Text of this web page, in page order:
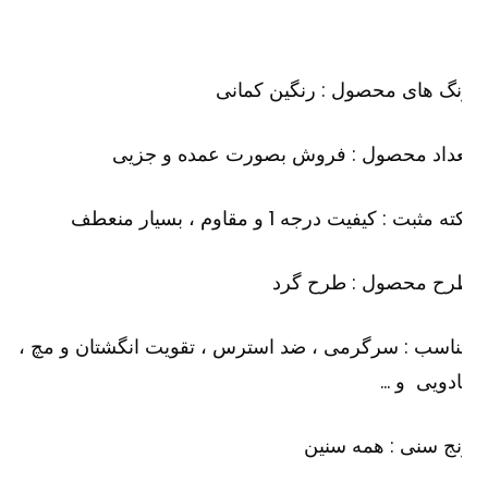
های محصول : رنگین کمانی
محصول : فروش بصورت عمده و جزیی
مثبت : کیفیت درجه 1 و مقاوم ، بسیار منعطف
محصول : طرح گرد
: سرگرمی ، ضد استرس ، تقویت انگشتان و مچ ،
و …
سنی : همه سنین